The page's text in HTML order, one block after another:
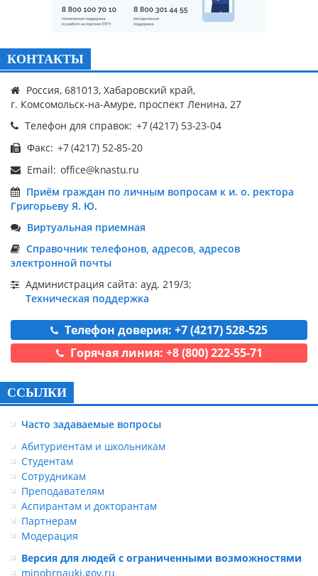
КОНТАКТЫ
Россия, 681013, Хабаровский край,
г. Комсомольск-на-Амуре, проспект Ленина, 27
Телефон для справок:
Факс:
Email:
Приём граждан по личным вопросам к и. о. ректора
Григорьеву Я. Ю.
Виртуальная приемная
Справочник телефонов, адресов, адресов
электронной почты
Администрация сайта: ауд. 219/3;
Техническая поддержка
Телефон доверия: +7 (4217) 528-525
Горячая линия: +8 (800) 222-55-71
ССЫЛКИ
Часто задаваемые вопросы
Абитуриентам и школьникам
Студентам
Сотрудникам
Преподавателям
Аспирантам и докторантам
Партнерам
Модерация
Версия для людей с ограниченными возможностями
minobrnauki.gov.ru